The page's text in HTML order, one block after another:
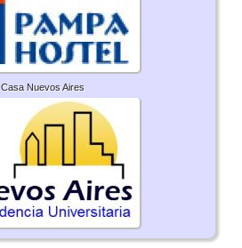
Casa Nuevos Aires